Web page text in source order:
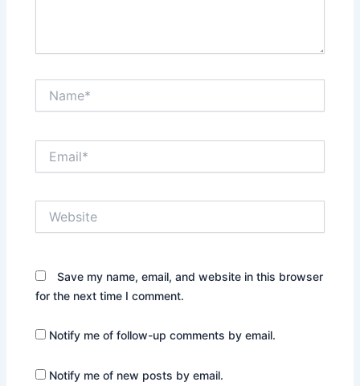
Save my name, email, and website in this browser
for the next time I comment.
Notify me of follow-up comments by email.
Notify me of new posts by email.